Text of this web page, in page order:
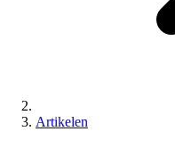
Artikelen